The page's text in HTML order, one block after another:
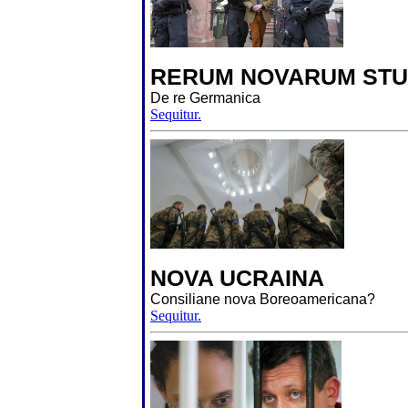
RERUM NOVARUM
De re Germanica
Sequitur.
NOVA UCRAINA
Consiliane nova Boreoamericana?
Sequitur.